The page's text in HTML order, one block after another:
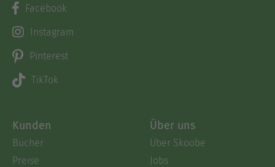
Facebook
Instagram
Pinterest
TikTok
Kunden
Bücher
Preise
Über uns
Über Skoobe
Jobs